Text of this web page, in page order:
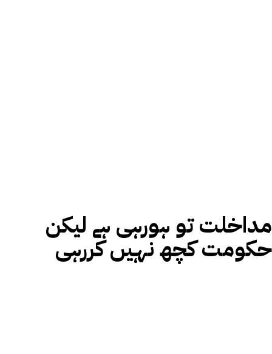
مداخلت تو ہورہی ہے لیکن
حکومت کچھ نہیں کررہی